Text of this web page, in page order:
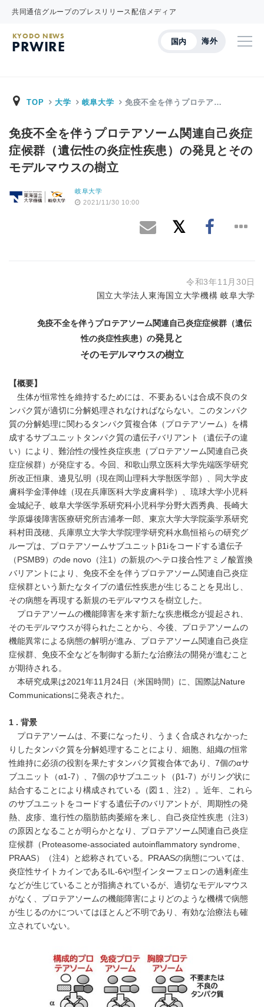
共同通信グループのプレスリリース配信メディア
国内 海外
KYODO NEWS
PRWIRE
TOP 大学 岐阜大学 免疫不全を伴うプロテア…
免疫不全を伴うプロテアソーム関連自己炎症
症候群（遺伝性の炎症性疾患）の発見とその
モデルマウスの樹立
岐阜大学
2021/11/30 10:00
令和3年11月30日
国立大学法人東海国立大学機構 岐阜大学
免疫不全を伴うプロテアソーム関連自己炎症症候群（遺伝
性の炎症性疾患）の発見と
そのモデルマウスの樹立
【概要】
生体が恒常性を維持するためには、不要あるいは合成不良のタ
ンパク質が適切に分解処理されなければならない。このタンパク
質の分解処理に関わるタンパク質複合体（プロテアソーム）を構
成するサブユニットタンパク質の遺伝子バリアント（遺伝子の違
い）により、難治性の慢性炎症疾患（プロテアソーム関連自己炎
症症候群）が発症する。今回、和歌山県立医科大学先端医学研究
所改正恒康、邊見弘明（現在岡山理科大学獣医学部）、同大学皮
膚科学金澤伸雄（現在兵庫医科大学皮膚科学）、琉球大学小児科
金城紀子、岐阜大学医学系研究科小児科学分野大西秀典、長崎大
学原爆後障害医療研究所吉浦孝一郎、東京大学大学院薬学系研究
科村田茂穂、兵庫県立大学大学院理学研究科水島恒裕らの研究グ
ループは、プロテアソームサブユニットβ1iをコードする遺伝子
（PSMB9）のde novo（注1）の新規のヘテロ接合性アミノ酸置換
バリアントにより、免疫不全を伴うプロテアソーム関連自己炎症
症候群という新たなタイプの遺伝性疾患が生じることを見出し、
その病態を再現する新規のモデルマウスを樹立した。
プロテアソームの機能障害を来す新たな疾患概念が提起され、
そのモデルマウスが得られたことから、今後、プロテアソームの
機能異常による病態の解明が進み、プロテアソーム関連自己炎症
症候群、免疫不全などを制御する新たな治療法の開発が進むこと
が期待される。
本研究成果は2021年11月24日（米国時間）に、国際誌Nature
Communicationsに発表された。
1 . 背景
プロテアソームは、不要になったり、うまく合成されなかった
りしたタンパク質を分解処理することにより、細胞、組織の恒常
性維持に必須の役割を果たすタンパク質複合体であり、7個のαサ
ブユニット（α1-7）、7個のβサブユニット（β1-7）がリング状に
結合することにより構成されている（図１、注2）。近年、これら
のサブユニットをコードする遺伝子のバリアントが、周期性の発
熱、皮疹、進行性の脂肪筋肉萎縮を来し、自己炎症性疾患（注3）
の原因となることが明らかとなり、プロテアソーム関連自己炎症
症候群（Proteasome-associated autoinflammatory syndrome、
PRAAS）（注4）と総称されている。PRAASの病態については、
炎症性サイトカインであるIL-6やI型インターフェロンの過剰産生
などが生じていることが指摘されているが、適切なモデルマウス
がなく、プロテアソームの機能障害によりどのような機構で病態
が生じるのかについてはほとんど不明であり、有効な治療法も確
立されていない。